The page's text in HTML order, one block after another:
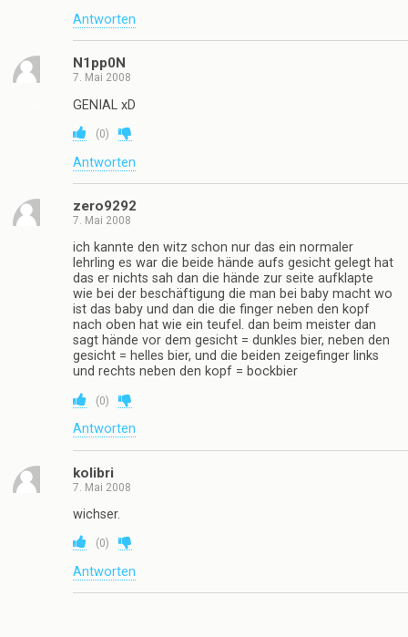
Antworten
N1pp0N
7. Mai 2008
GENIAL xD
(0)
Antworten
zero9292
7. Mai 2008
ich kannte den witz schon nur das ein normaler
lehrling es war die beide hände aufs gesicht gelegt hat
das er nichts sah dan die hände zur seite aufklapte
wie bei der beschäftigung die man bei baby macht wo
ist das baby und dan die die finger neben den kopf
nach oben hat wie ein teufel. dan beim meister dan
sagt hände vor dem gesicht = dunkles bier, neben den
gesicht = helles bier, und die beiden zeigefinger links
und rechts neben den kopf = bockbier
(0)
Antworten
kolibri
7. Mai 2008
wichser.
(0)
Antworten